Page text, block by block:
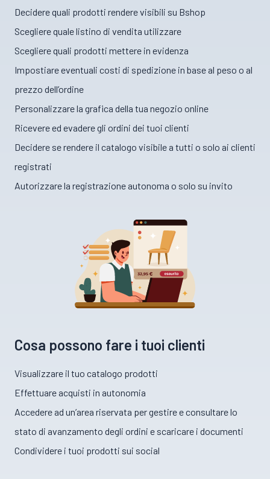
Decidere quali prodotti rendere visibili su Bshop
Scegliere quale listino di vendita utilizzare
Scegliere quali prodotti mettere in evidenza
Impostiare eventuali costi di spedizione in base al peso o al
prezzo dell’ordine
Personalizzare la grafica della tua negozio online
Ricevere ed evadere gli ordini dei tuoi clienti
Decidere se rendere il catalogo visibile a tutti o solo ai clienti
registrati
Autorizzare la registrazione autonoma o solo su invito
Cosa possono fare i tuoi clienti
Visualizzare il tuo catalogo prodotti
Effettuare acquisti in autonomia
Accedere ad un’area riservata per gestire e consultare lo
stato di avanzamento degli ordini e scaricare i documenti
Condividere i tuoi prodotti sui social